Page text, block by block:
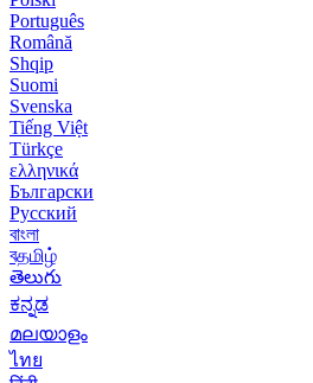
Português
Română
Shqip
Suomi
Svenska
Tiếng Việt
Türkçe
ελληνικά
Български
Русский
বাংলা
বதமிழ்
తెలుగు
ಕನ್ನಡ
മലയാളം
ไทย